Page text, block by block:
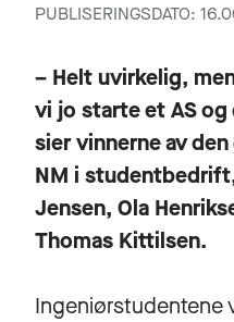
PUBLISERINGSDATO:
– Helt uvirkelig,
vi jo starte et AS
sier vinnerne av
NM i
Jensen, Ola
Thomas Kittilsen.
Ingeniørstudentene